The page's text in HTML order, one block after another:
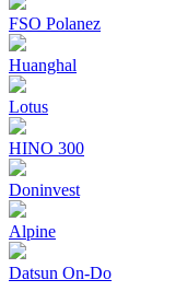
FSO Polanez
Huanghal
Lotus
HINO 300
Doninvest
Alpine
Datsun On-Do